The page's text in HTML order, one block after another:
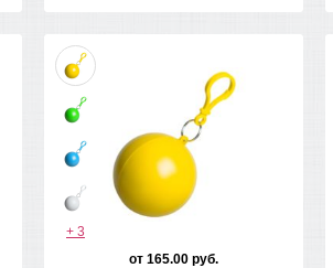
+ 3
от 165.00 руб.